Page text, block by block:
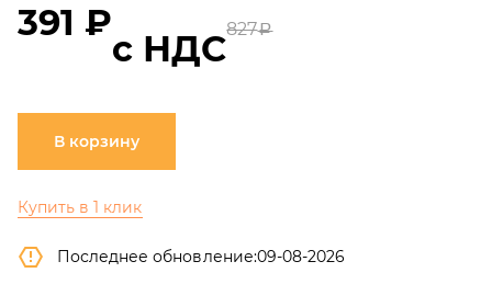
391 ₽
с НДС827a
В корзину
Купить в 1 клик
Последнее обновление:09-08-2026